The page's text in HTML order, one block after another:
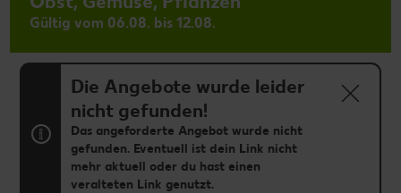
Gültig vom 06.08. bis 12.08.
Die Angebote wurde leider
nicht gefunden!
Das angeforderte Angebot wurde nicht
gefunden. Eventuell ist dein Link nicht
mehr aktuell oder du hast einen
veralteten Link genutzt.